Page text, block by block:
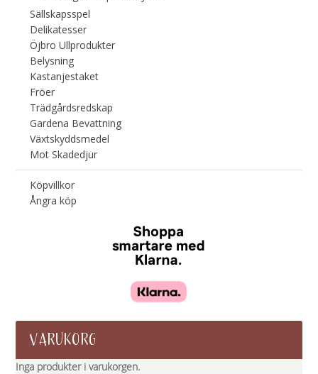
Sällskapsspel
Delikatesser
Öjbro Ullprodukter
Belysning
Kastanjestaket
Fröer
Trädgårdsredskap
Gardena Bevattning
Växtskyddsmedel
Mot Skadedjur
Köpvillkor
Ångra köp
VARUKORG
Inga produkter i varukorgen.